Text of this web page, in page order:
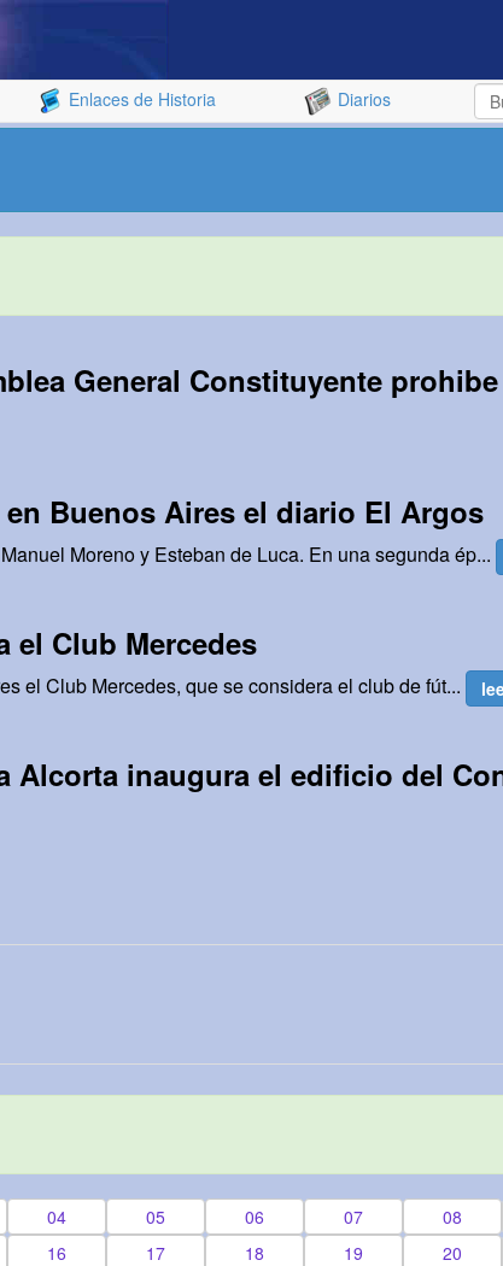
Enlaces de Historia Diarios
General Constituyente
en Buenos Aires el diario El Argos
Moreno y Esteban de Luca. En una segunda ép...
el Club Mercedes
el Club Mercedes, que se considera el club de fút...
Alcorta inaugura el edificio del
04 05 06 07 08
16 17 18 19 20